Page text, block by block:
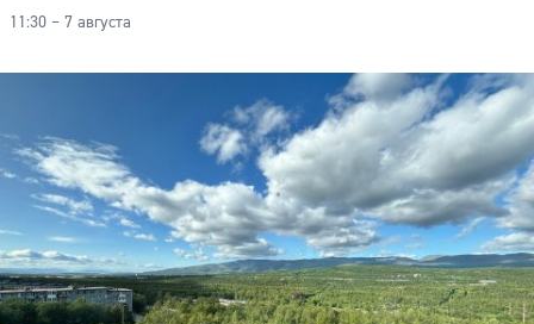
11:30 – 7 августа